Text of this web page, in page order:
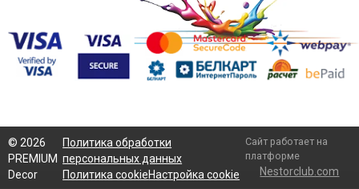
© 2026
PREMIUM
Decor
Политика обработки
персональных данных
Политика cookieНастройка cookie
Сайт работает на
платформе
Nestorclub.com